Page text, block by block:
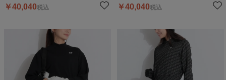
￥40,040税込 ￥40,040税込